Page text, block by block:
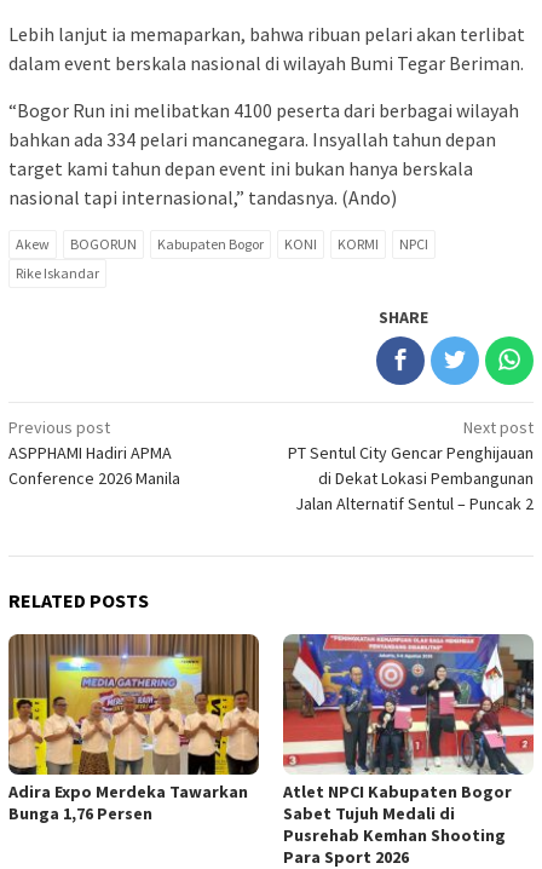
Lebih lanjut ia memaparkan, bahwa ribuan pelari akan terlibat
dalam event berskala nasional di wilayah Bumi Tegar Beriman.
“Bogor Run ini melibatkan 4100 peserta dari berbagai wilayah
bahkan ada 334 pelari mancanegara. Insyallah tahun depan
target kami tahun depan event ini bukan hanya berskala
nasional tapi internasional,” tandasnya. (Ando)
Akew BOGORUN Kabupaten Bogor KONI KORMI
NPCI
Rike Iskandar
SHARE
Post
navigation
Previous post
ASPPHAMI Hadiri APMA
Conference 2026 Manila
Next post
PT Sentul City Gencar Penghijauan
di Dekat Lokasi Pembangunan
Jalan Alternatif Sentul – Puncak 2
RELATED POSTS
Adira Expo Merdeka Tawarkan
Bunga 1,76 Persen
Atlet NPCI Kabupaten Bogor
Sabet Tujuh Medali di
Pusrehab Kemhan Shooting
Para Sport 2026